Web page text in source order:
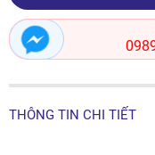
THÔNG TIN CHI TIẾT